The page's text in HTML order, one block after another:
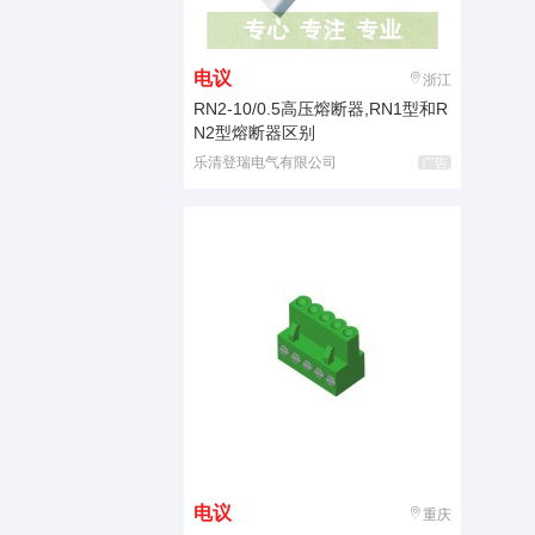
电议 浙江
RN2-10/0.5高压熔断器,RN1型和R
N2型熔断器区别
乐清登瑞电气有限公司 广告
电议 重庆